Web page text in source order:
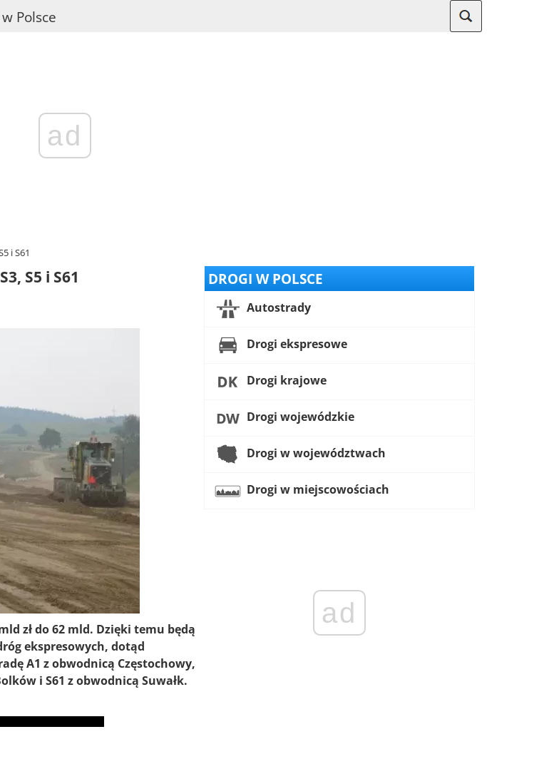
Polsce
ad
i S61
S5 i S61
zł do 62 mld. Dzięki temu będą
ekspresowych, dotąd
A1 z obwodnicą Częstochowy,
i S61 z obwodnicą Suwałk.
DROGI W POLSCE
Autostrady
Drogi ekspresowe
Drogi krajowe
Drogi wojewódzkie
Drogi w województwach
Drogi w miejscowościach
ad